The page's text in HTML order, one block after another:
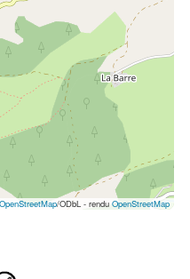
OpenStreetMap/ODbL - renduOpenStreetMap